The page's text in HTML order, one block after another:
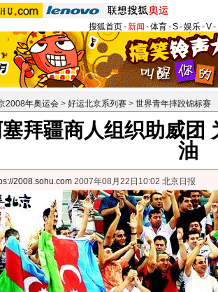
搜狐首页-新闻 -体育-S-娱乐-V-
2008年奥运会 > 好运北京系列赛 > 世界青年摔跤锦标赛
塞拜疆商人组织助威团
油
2008.sohu.com 2007年08月22日10:02 北京日报